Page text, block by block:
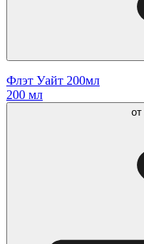
Флэт Уайт 200мл
200 мл
от